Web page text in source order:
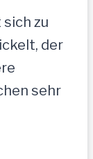
sich zu
der
sehr